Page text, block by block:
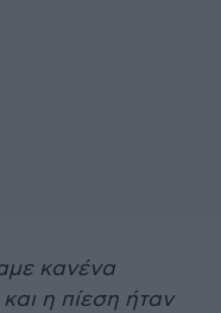
κανένα
η πίεση ήταν